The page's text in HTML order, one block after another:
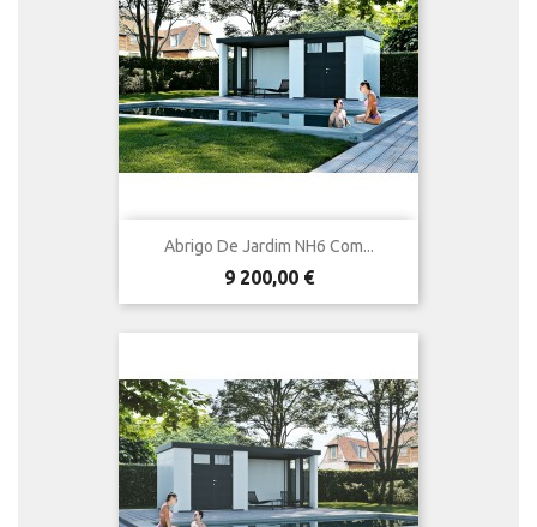
Abrigo De Jardim NH6 Com...
Preço
9 200,00 €